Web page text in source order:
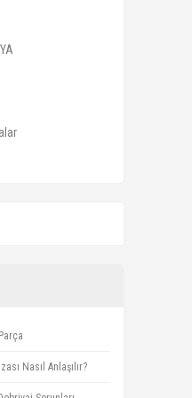
Nasıl Anlaşılır?